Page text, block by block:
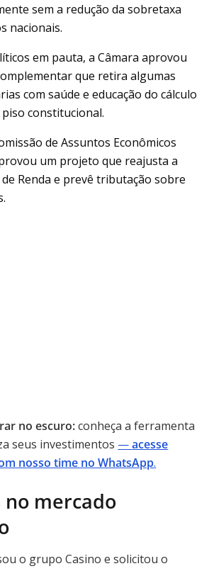
sem a redução da sobretaxa
nacionais.
em pauta, a Câmara aprovou
que retira algumas
com saúde e educação do cálculo
constitucional.
de Assuntos Econômicos
um projeto que reajusta a
Renda e prevê tributação sobre
no escuro:conheça a ferramenta
seus investimentos —acesse
nosso time no WhatsApp.
no mercado
o grupo Casino e solicitou o